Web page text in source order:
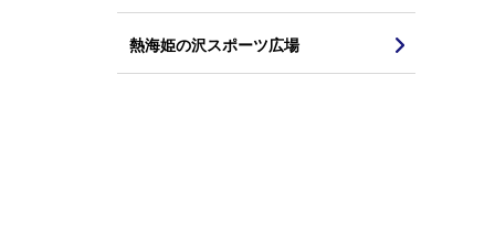
熱海姫の沢スポーツ広場